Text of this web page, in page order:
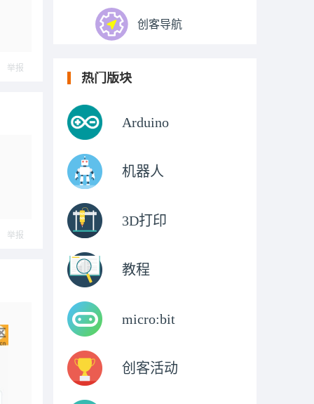
举报
举报
创客导航
热门版块
Arduino
机器人
3D打印
教程
micro:bit
创客活动